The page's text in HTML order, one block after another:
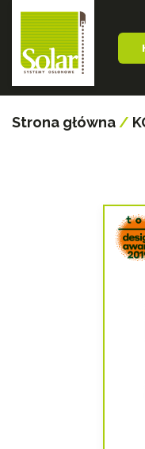
Strona główna /